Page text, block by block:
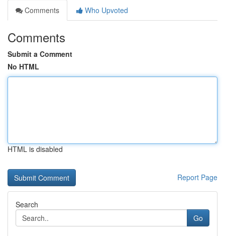
Comments
Who Upvoted
Comments
Submit a Comment
No HTML
HTML is disabled
Report Page
Search
Go